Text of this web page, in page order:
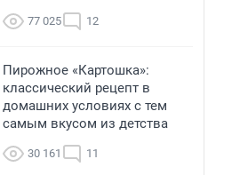
77 025 12
Пирожное «Картошка»:
классический рецепт в
домашних условиях с тем
самым вкусом из детства
30 161 11